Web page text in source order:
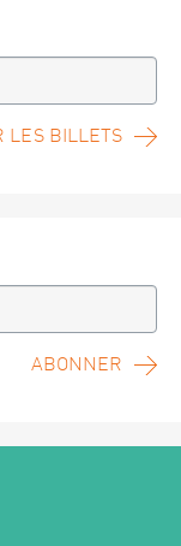
LES BILLETS
ABONNER